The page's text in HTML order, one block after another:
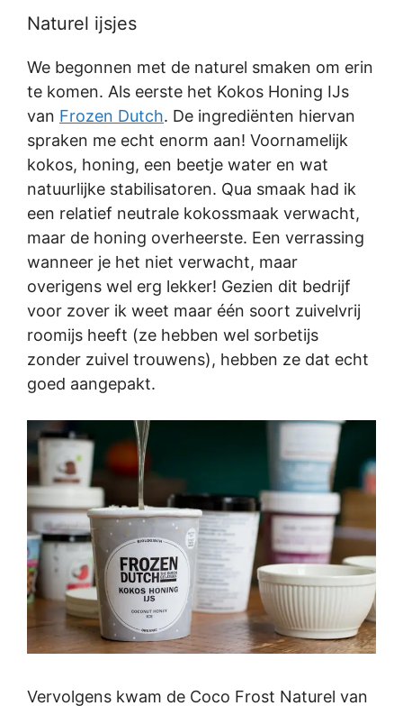
Naturel ijsjes
We begonnen met de naturel smaken om erin
te komen. Als eerste het Kokos Honing IJs
van Frozen Dutch. De ingrediënten hiervan
spraken me echt enorm aan! Voornamelijk
kokos, honing, een beetje water en wat
natuurlijke stabilisatoren. Qua smaak had ik
een relatief neutrale kokossmaak verwacht,
maar de honing overheerste. Een verrassing
wanneer je het niet verwacht, maar
overigens wel erg lekker! Gezien dit bedrijf
voor zover ik weet maar één soort zuivelvrij
roomijs heeft (ze hebben wel sorbetijs
zonder zuivel trouwens), hebben ze dat echt
goed aangepakt.
Vervolgens kwam de Coco Frost Naturel van